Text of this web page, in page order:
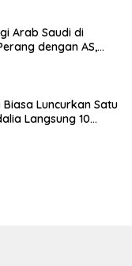
Arab Saudi di
dengan AS,
Luncurkan Satu
Langsung 10